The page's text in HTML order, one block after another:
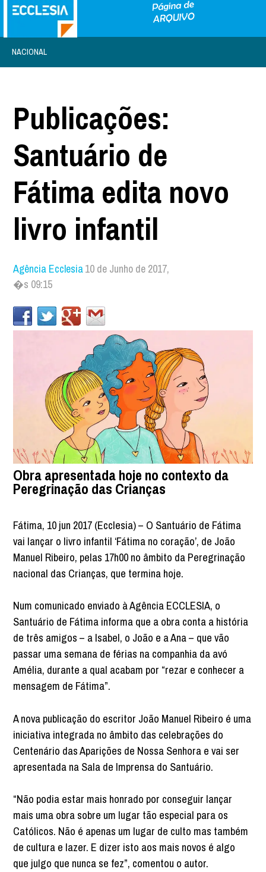
NACIONAL
Publicações:
Santuário de
Fátima edita novo
livro infantil
Agência Ecclesia10 de Junho de 2017,
�s 09:15
Obra apresentada hoje no contexto da
Peregrinação das Crianças
Fátima, 10 jun 2017 (Ecclesia) – O Santuário de Fátima
vai lançar o livro infantil ‘Fátima no coração’, de João
Manuel Ribeiro, pelas 17h00 no âmbito da Peregrinação
nacional das Crianças, que termina hoje.
Num comunicado enviado à Agência ECCLESIA, o
Santuário de Fátima informa que a obra conta a história
de três amigos – a Isabel, o João e a Ana – que vão
passar uma semana de férias na companhia da avó
Amélia, durante a qual acabam por “rezar e conhecer a
mensagem de Fátima”.
A nova publicação do escritor João Manuel Ribeiro é uma
iniciativa integrada no âmbito das celebrações do
Centenário das Aparições de Nossa Senhora e vai ser
apresentada na Sala de Imprensa do Santuário.
“Não podia estar mais honrado por conseguir lançar
mais uma obra sobre um lugar tão especial para os
Católicos. Não é apenas um lugar de culto mas também
de cultura e lazer. E dizer isto aos mais novos é algo
que julgo que nunca se fez”, comentou o autor.